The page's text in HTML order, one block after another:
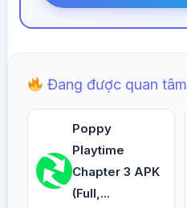
Đang được quan tâm
Poppy
Playtime
Chapter 3 APK
(Full,...